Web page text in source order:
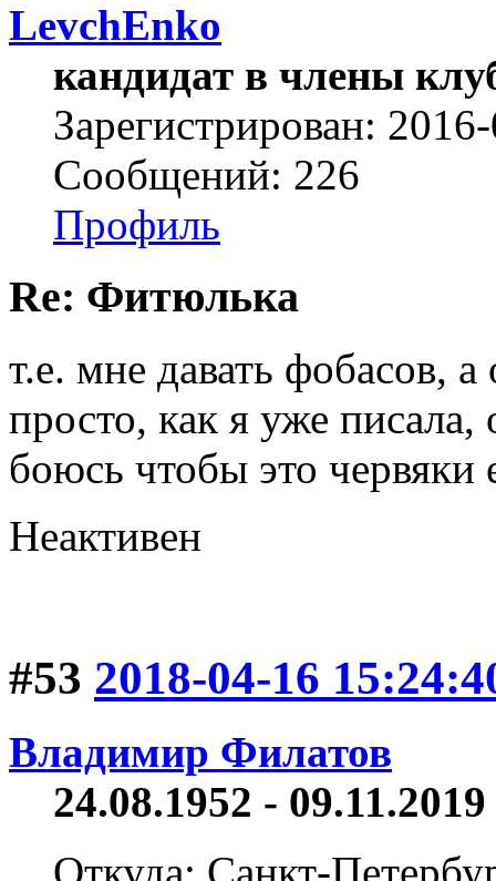
LevchEnko
кандидат в члены
Зарегистрирован:
Сообщений: 226
Профиль
Re: Фитюлька
т.е. мне давать фобасов, а
просто, как я уже писала,
боюсь чтобы это червяки
Неактивен
#53 2018-04-16
Владимир Филатов
24.08.1952 -
Откуда: Санкт-